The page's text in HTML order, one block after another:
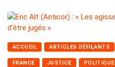
ACCUEIL ARTICLES DÉFILANTS
FRANCE JUSTICE POLITIQUE